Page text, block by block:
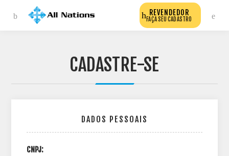
REVENDEDOR
FAÇA SEU CADASTRO
CADASTRE-SE
DADOS PESSOAIS
CNPJ: